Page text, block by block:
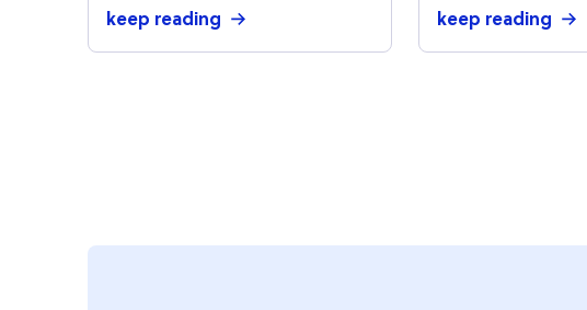
keep reading keep reading